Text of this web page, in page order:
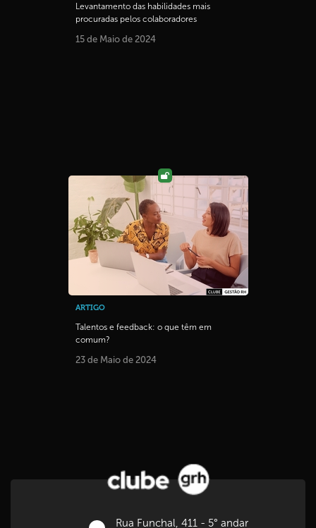
Levantamento das habilidades mais
procuradas pelos colaboradores
15 de Maio de 2024
ARTIGO
Talentos e feedback: o que têm em
comum?
23 de Maio de 2024
Rua Funchal, 411 - 5° andar